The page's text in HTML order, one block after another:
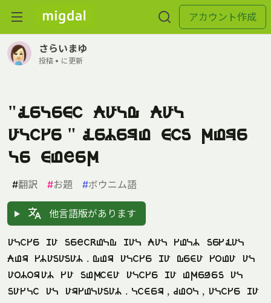
アカウント作成
さらいまゆ
投稿 • に更新
"felemi kald kal
alise" fetero min xore
le mogex
#翻訳 #お題 #ボウニム語
他言語版があります
alise ha negibold hal kal solt nesfal
kor stananat. dor alise ha dema suoa al
auturat sa noxima alise ha oxeþen al
nasli al arsolanat. limer, joul, alise ha